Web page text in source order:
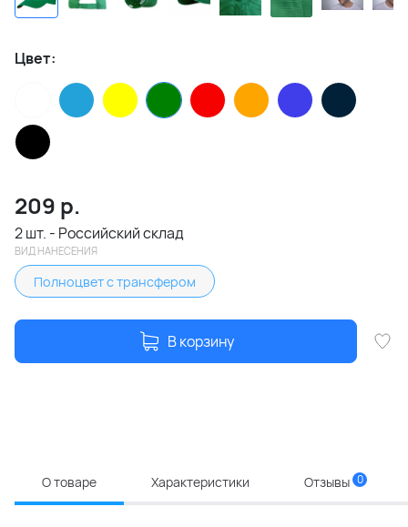
Цвет:
209 р.
2 шт. - Российский склад
ВИД НАНЕСЕНИЯ
Полноцвет с трансфером
В корзину
О товаре Характеристики Отзывы 0